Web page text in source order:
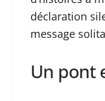
déclaration
message
Un pont